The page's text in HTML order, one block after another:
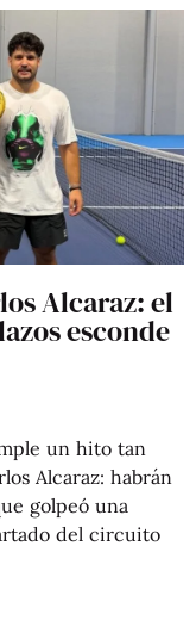
Alcaraz: el
esconde
un hito tan
Alcaraz: habrán
golpeó una
del circuito